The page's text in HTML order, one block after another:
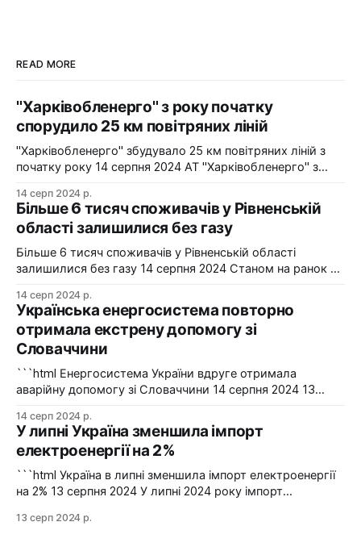
READ MORE
"Харківобленерго" з року початку
спорудило 25 км повітряних ліній
"Харківобленерго" збудувало 25 км повітряних ліній з
початку року 14 серпня 2024 АТ "Харківобленерго" з
ліній, оновило 1134 опори та встановило 5 нових
електропідстанцій у рамках інвестиційної програми на
2024-2025 роки. Фото: "Харківобленерго" "АТ
"Харківобленерго&
14 серп 2024 р.
Більше 6 тисяч споживачів у Рівненській
області залишилися без газу
Більше 6 тисяч споживачів у Рівненській області
залишилися без газу 14 серпня 2024 Станом на ранок 14
області залишилися без газопостачання через
технологічні проблеми. Фото: Рівнегаз Також, в
Сумській області в одному з населених пунктів в
результаті удару керованою авіабомбою пошкоджено
сталевий
14 серп 2024 р.
Українська енергосистема повторно
отримала екстрену допомогу зі
Словаччини
```html Енергосистема України вдруге отримала
аварійну допомогу зі Словаччини 14 серпня 2024 13
аварійну допомогу зі Словаччини. Фото: Shutterstock "У
вчорашній день, 13 серпня, НЕК "Укренерго" запитала
аварійну допомогу з енергосистеми Словаччини", –
йдеться в повідомленні пресслужби оператора системи
передачі. Експорт
14 серп 2024 р.
У липні Україна зменшила імпорт
електроенергії на 2%
```html Україна в липні зменшила імпорт електроенергії
на 2% 13 серпня 2024 У липні 2024 року імпорт
червнем. Експорт залишався на нульовому рівні. Графіка:
13 серп 2024 р.